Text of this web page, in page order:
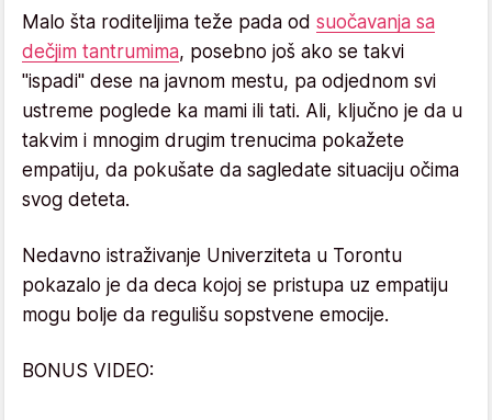
Malo šta roditeljima teže pada od suočavanja sa
dečjim tantrumima, posebno još ako se takvi
"ispadi" dese na javnom mestu, pa odjednom svi
ustreme poglede ka mami ili tati. Ali, ključno je da u
takvim i mnogim drugim trenucima pokažete
empatiju, da pokušate da sagledate situaciju očima
svog deteta.
Nedavno istraživanje Univerziteta u Torontu
pokazalo je da deca kojoj se pristupa uz empatiju
mogu bolje da regulišu sopstvene emocije.
BONUS VIDEO: